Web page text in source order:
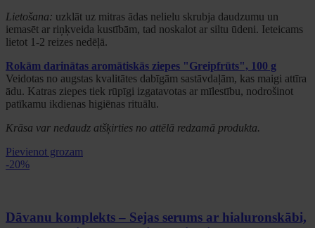
Lietošana: uzklāt uz mitras ādas nelielu skrubja daudzumu un
iemasēt ar riņķveida kustībām, tad noskalot ar siltu ūdeni. Ieteicams
lietot 1-2 reizes nedēļā.
Rokām darinātas aromātiskās ziepes "Greipfrūts", 100 g
Veidotas no augstas kvalitātes dabīgām sastāvdaļām, kas maigi attīra
ādu. Katras ziepes tiek rūpīgi izgatavotas ar mīlestību, nodrošinot
patīkamu ikdienas higiēnas rituālu.
Krāsa var nedaudz atšķirties no attēlā redzamā produkta.
Pievienot grozam
-20%
Dāvanu komplekts – Sejas serums ar hialuronskābi,